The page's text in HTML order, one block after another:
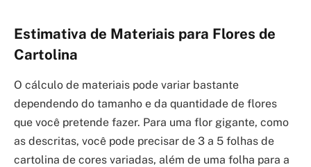
Estimativa de Materiais para Flores de
Cartolina
O cálculo de materiais pode variar bastante
dependendo do tamanho e da quantidade de flores
que você pretende fazer. Para uma flor gigante, como
as descritas, você pode precisar de 3 a 5 folhas de
cartolina de cores variadas, além de uma folha para a